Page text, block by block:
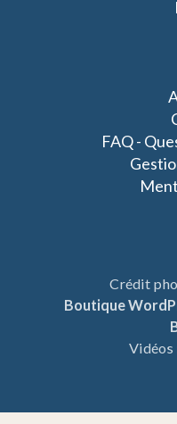
FAQ -
Crédit
Boutique
Vidéos